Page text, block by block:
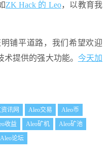
ZK Hack 的 Leo，以教育我
铺平道路，我们希望欢迎
提供的强大功能。 今天加
讯网 Aleo交易
Aleo币
收益 Aleo矿机
Aleo矿池
Aleo论坛